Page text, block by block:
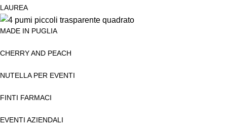
LAUREA
MADE IN PUGLIA
CHERRY AND PEACH
NUTELLA PER EVENTI
FINTI FARMACI
EVENTI AZIENDALI